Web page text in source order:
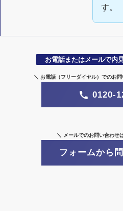
す。
お電話またはメールで内
＼ お電話（フリーダイヤル）でのお
0120-
＼ メールでのお問い合わせ
フォームから